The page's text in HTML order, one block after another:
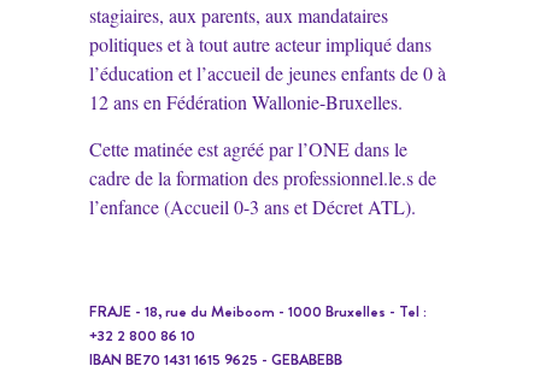
stagiaires, aux parents, aux mandataires
politiques et à tout autre acteur impliqué dans
l’éducation et l’accueil de jeunes enfants de 0 à
12 ans en Fédération Wallonie-Bruxelles.
Cette matinée est agréé par l’ONE dans le
cadre de la formation des professionnel.le.s de
l’enfance (Accueil 0-3 ans et Décret ATL).
FRAJE - 18, rue du Meiboom - 1000 Bruxelles - Tel :
+32 2 800 86 10
IBAN BE70 1431 1615 9625 - GEBABEBB